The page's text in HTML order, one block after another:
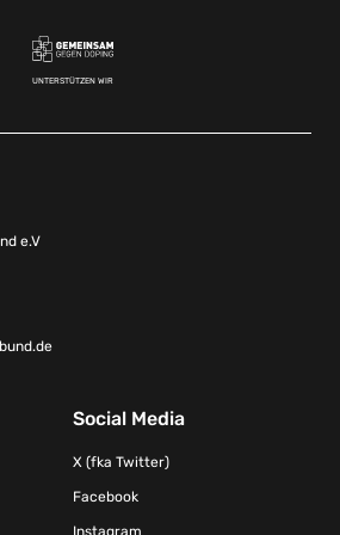
UNTERSTÜTZEN WIR
e.V
Social Media
X (fka Twitter)
Facebook
Instagram